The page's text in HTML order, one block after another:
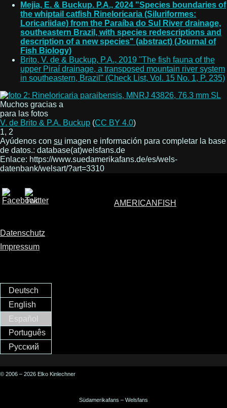
Mejia, E. & Buckup. P.A., 2024 "Species boundaries of
the whiptail catfish Rineloricaria (Siluriformes:
Loricariidae) from the Paraíba do Sul River drainage,
southeastern Brazil, with species redescriptions and
description of a new species" (abstract) (Journal of
Fish Biology)
Brito, V. de & Buckup, P.A., 2019 "The fish fauna of the
upper Piraí drainage, a transposed mountain river system
in southeastern, Brazil" (Check List, Vol. 15 No. 1, P. 235)
Muchos gracias a
para las fotos
V. de Brito & P.A. Buckup (CC BY 4.0)
1, 2
Ayúdenos con su imagen e información para completar la base
de datos.: database(at)welsfans.de
Enlace: https://www.suedamerikafans.de/es/wels-
datenbank/welsart/?art=3310
AMERICANFISH
Datenschutz
Impressum
Deutsch
English
Español
Português
Русский
© 2006 – 2026 Elko Kinlechner
Südamerikafans – Welsfans